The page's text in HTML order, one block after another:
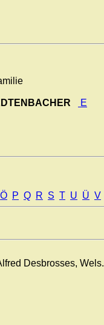
E
Ö P Q R S T U Ü V
Desbrosses, Wels.